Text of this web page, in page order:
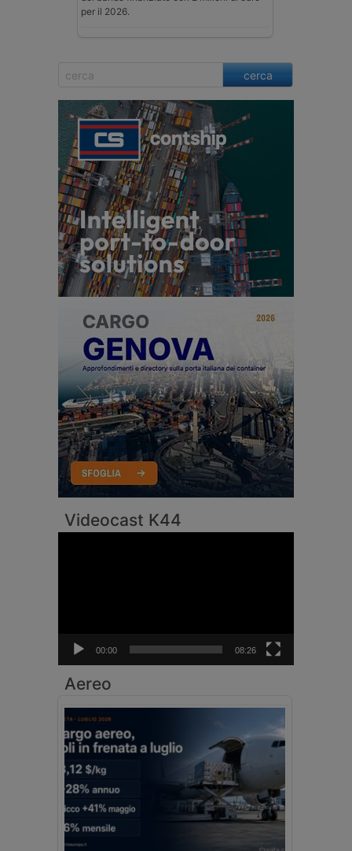
per il 2026.
cerca
Videocast K44
00:00 08:26
Aereo